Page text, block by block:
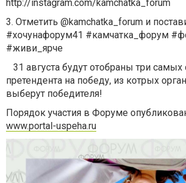
http://instagram.com/kamchatka_forum
3. Отметить @kamchatka_forum и
#хочунафорум41 #камчатка_форум
#живи_ярче
31 августа будут отобраны три
претендента на победу, из котрых
выберут победителя!
Порядок участия в Форуме
www.portal-uspeha.ru